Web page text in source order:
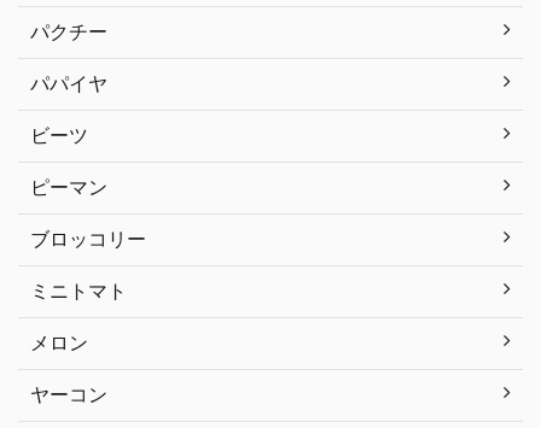
パクチー
パパイヤ
ビーツ
ピーマン
ブロッコリー
ミニトマト
メロン
ヤーコン